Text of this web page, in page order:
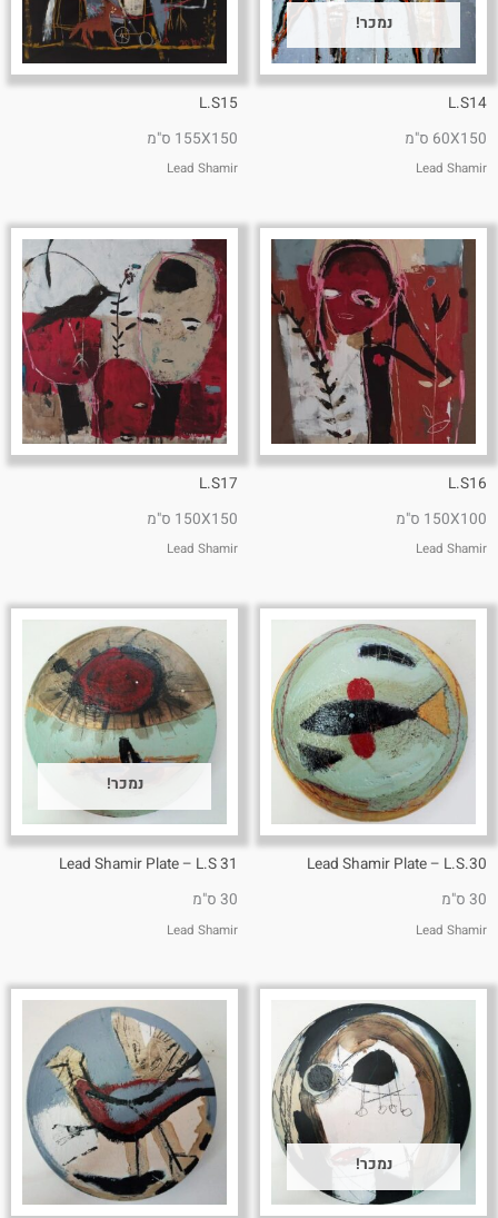
נמכר!
L.S14
60X150 ס"מ
Lead Shamir
L.S15
155X150 ס"מ
Lead Shamir
L.S16
150X100 ס"מ
Lead Shamir
L.S17
150X150 ס"מ
Lead Shamir
Lead Shamir Plate – L.S.30
30 ס"מ
Lead Shamir
נמכר!
Lead Shamir Plate – L.S 31
30 ס"מ
Lead Shamir
נמכר!